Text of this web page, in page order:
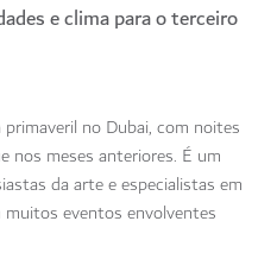
e clima para o terceiro
no Dubai, com noites
nos meses anteriores. É um
da arte e especialistas em
eventos envolventes